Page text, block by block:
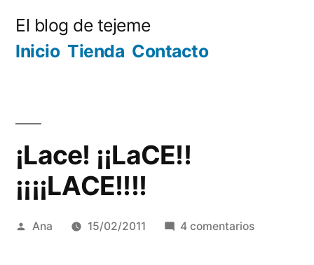
El blog de tejeme
Inicio Tienda Contacto
¡Lace! ¡¡LaCE!!
¡¡¡¡LACE!!!!
Publicada
Ana 15/02/2011 4 comentariosen